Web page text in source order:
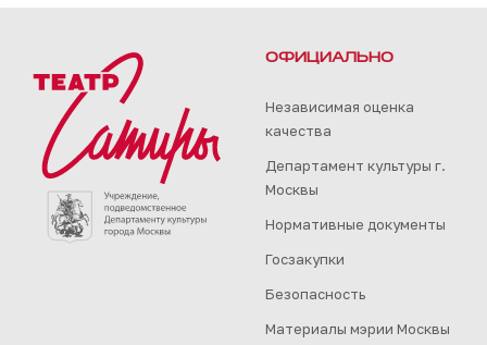
ОФИЦИАЛЬНО
Независимая оценка
качества
Департамент культуры г.
Москвы
Нормативные документы
Госзакупки
Безопасность
Материалы мэрии Москвы